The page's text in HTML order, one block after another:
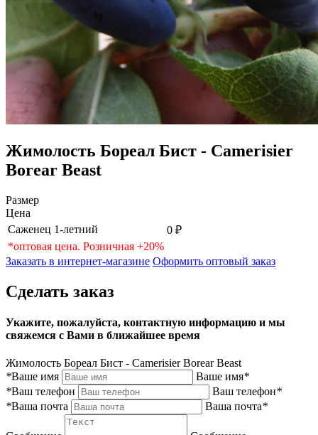
Жимолость Бореал Бист - Camerisier
Borear Beast
Размер
Цена
Саженец 1-летний
0 ₽
*оптовая цена. Розничная +20%
Заказать в интернет-магазине Оформить оптовый заказ
Сделать заказ
Укажите, пожалуйста, контактную информацию и мы
свяжемся с Вами в ближайшее время
Жимолость Бореал Бист - Camerisier Borear Beast
*Ваше имя Ваше имя*
*Ваш телефон Ваш телефон*
*Ваша почта Ваша почта*